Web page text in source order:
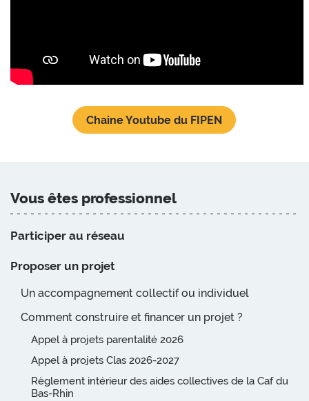
Chaine Youtube du FIPEN
Vous êtes professionnel
Participer au réseau
Proposer un projet
Un accompagnement collectif ou individuel
Comment construire et financer un projet ?
Appel à projets parentalité 2026
Appel à projets Clas 2026-2027
Règlement intérieur des aides collectives de la Caf du
Bas-Rhin